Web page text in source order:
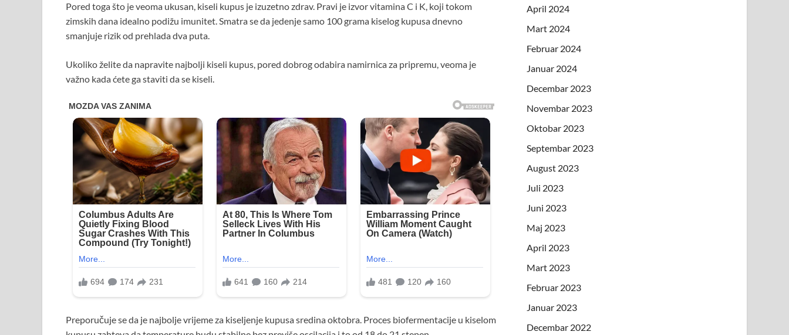
Pored toga što je veoma ukusan, kiseli kupus je izuzetno zdrav. Pravi je izvor vitamina C i K, koji tokom
zimskih dana idealno podižu imunitet. Smatra se da jedenje samo 100 grama kiselog kupusa dnevno
smanjuje rizik od prehlada dva puta.
Ukoliko želite da napravite najbolji kiseli kupus, pored dobrog odabira namirnica za pripremu, veoma je
važno kada ćete ga staviti da se kiseli.
Preporučuje se da je najbolje vrijeme za kiseljenje kupusa sredina oktobra. Proces biofermentacije u kiselom
April 2024
Mart 2024
Februar 2024
Januar 2024
Decembar 2023
Novembar 2023
Oktobar 2023
Septembar 2023
August 2023
Juli 2023
Juni 2023
Maj 2023
April 2023
Mart 2023
Februar 2023
Januar 2023
Decembar 2022